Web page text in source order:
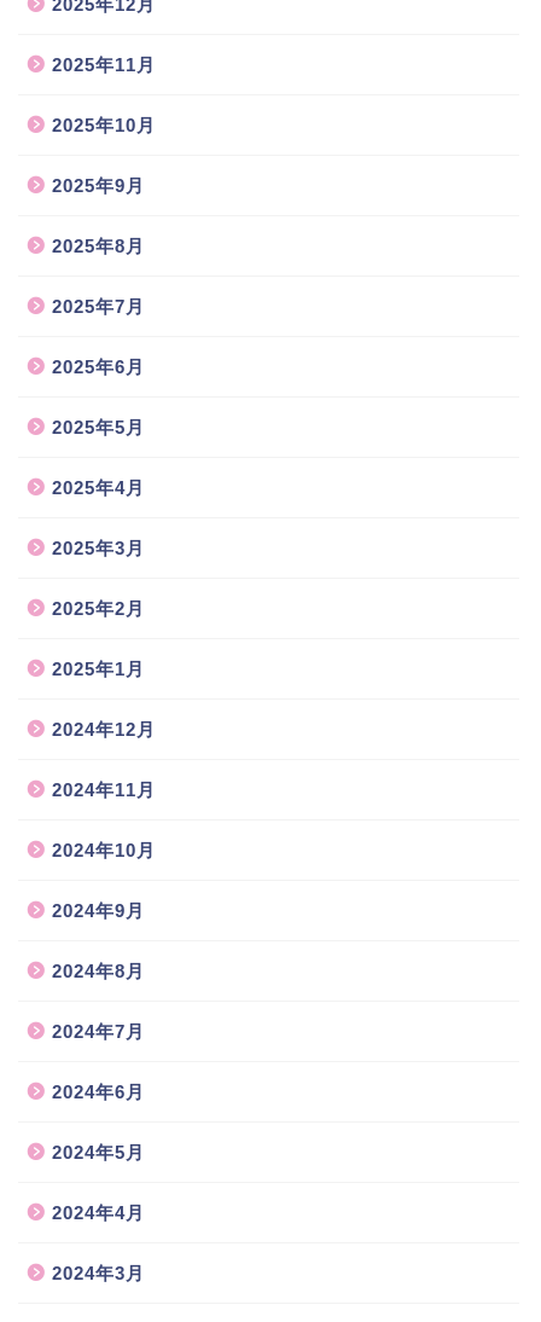
2025年12月
2025年11月
2025年10月
2025年9月
2025年8月
2025年7月
2025年6月
2025年5月
2025年4月
2025年3月
2025年2月
2025年1月
2024年12月
2024年11月
2024年10月
2024年9月
2024年8月
2024年7月
2024年6月
2024年5月
2024年4月
2024年3月